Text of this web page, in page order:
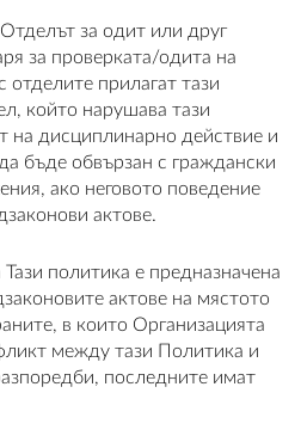
за одит или друг
за проверката/одита на
отделите прилагат тази
който нарушава тази
на дисциплинарно действие и
бъде обвързан с граждански
ако неговото поведение
актове.
политика е предназначена
актове на мястото
в които Организацията
между тази Политика и
последните имат